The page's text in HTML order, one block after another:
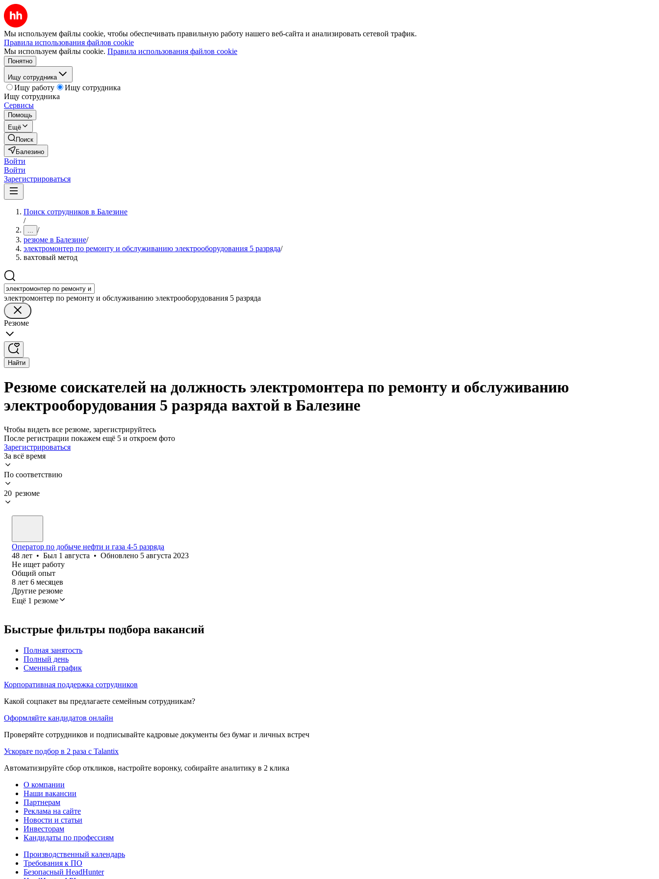
Мы используем файлы cookie, чтобы обеспечивать правильную работу нашего веб-сайта и анализировать сетевой трафик.
Правила использования файлов cookie
Мы используем файлы cookie. Правила использования файлов cookie
Понятно
Ищу сотрудника
Ищу работу
Ищу сотрудника
Ищу сотрудника
Сервисы
Помощь
Ещё
Поиск
Балезино
Войти
Войти
Зарегистрироваться
Поиск сотрудников в Балезине
/
... /
резюме в Балезине/
электромонтер по ремонту и обслуживанию электрооборудования 5 разряда/
вахтовый метод
электромонтер по ремонту и обслуживанию электрооборудования 5 разряда
Резюме
Найти
Резюме соискателей на должность электромонтера по ремонту и обслуживанию
электрооборудования 5 разряда вахтой в Балезине
Чтобы видеть все резюме, зарегистрируйтесь
После регистрации покажем ещё 5 и откроем фото
Зарегистрироваться
За всё время
По соответствию
20 резюме
Оператор по добыче нефти и газа 4-5 разряда
48 лет • Был 1 августа • Обновлено 5 августа 2023
Не ищет работу
Общий опыт
8 лет 6 месяцев
Другие резюме
Ещё 1 резюме
Быстрые фильтры подбора вакансий
Полная занятость
Полный день
Сменный график
Корпоративная поддержка сотрудников
Какой соцпакет вы предлагаете семейным сотрудникам?
Оформляйте кандидатов онлайн
Проверяйте сотрудников и подписывайте кадровые документы без бумаг и личных встреч
Ускорьте подбор в 2 раза с Talantix
Автоматизируйте сбор откликов, настройте воронку, собирайте аналитику в 2 клика
О компании
Наши вакансии
Партнерам
Реклама на сайте
Новости и статьи
Инвесторам
Кандидаты по профессиям
Производственный календарь
Требования к ПО
Безопасный HeadHunter